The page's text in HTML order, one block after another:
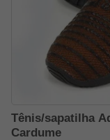
Tênis/sapatilha
Cardume